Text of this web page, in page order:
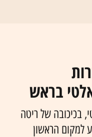
בראש
בכיכובה של ריטה
למקום הראשון